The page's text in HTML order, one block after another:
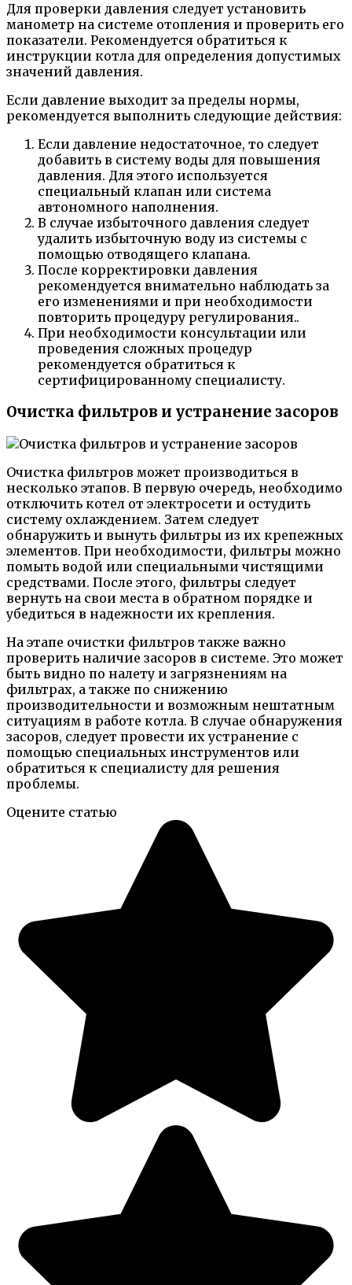
Для проверки давления следует установить
манометр на системе отопления и проверить его
показатели. Рекомендуется обратиться к
инструкции котла для определения допустимых
значений давления.
Если давление выходит за пределы нормы,
рекомендуется выполнить следующие действия:
Если давление недостаточное, то следует
добавить в систему воды для повышения
давления. Для этого используется
специальный клапан или система
автономного наполнения.
В случае избыточного давления следует
удалить избыточную воду из системы с
помощью отводящего клапана.
После корректировки давления
рекомендуется внимательно наблюдать за
его изменениями и при необходимости
повторить процедуру регулирования..
При необходимости консультации или
проведения сложных процедур
рекомендуется обратиться к
сертифицированному специалисту.
Очистка фильтров и устранение засоров
Очистка фильтров может производиться в
несколько этапов. В первую очередь, необходимо
отключить котел от электросети и остудить
систему охлаждением. Затем следует
обнаружить и вынуть фильтры из их крепежных
элементов. При необходимости, фильтры можно
помыть водой или специальными чистящими
средствами. После этого, фильтры следует
вернуть на свои места в обратном порядке и
убедиться в надежности их крепления.
На этапе очистки фильтров также важно
проверить наличие засоров в системе. Это может
быть видно по налету и загрязнениям на
фильтрах, а также по снижению
производительности и возможным нештатным
ситуациям в работе котла. В случае обнаружения
засоров, следует провести их устранение с
помощью специальных инструментов или
обратиться к специалисту для решения
проблемы.
Оцените статью